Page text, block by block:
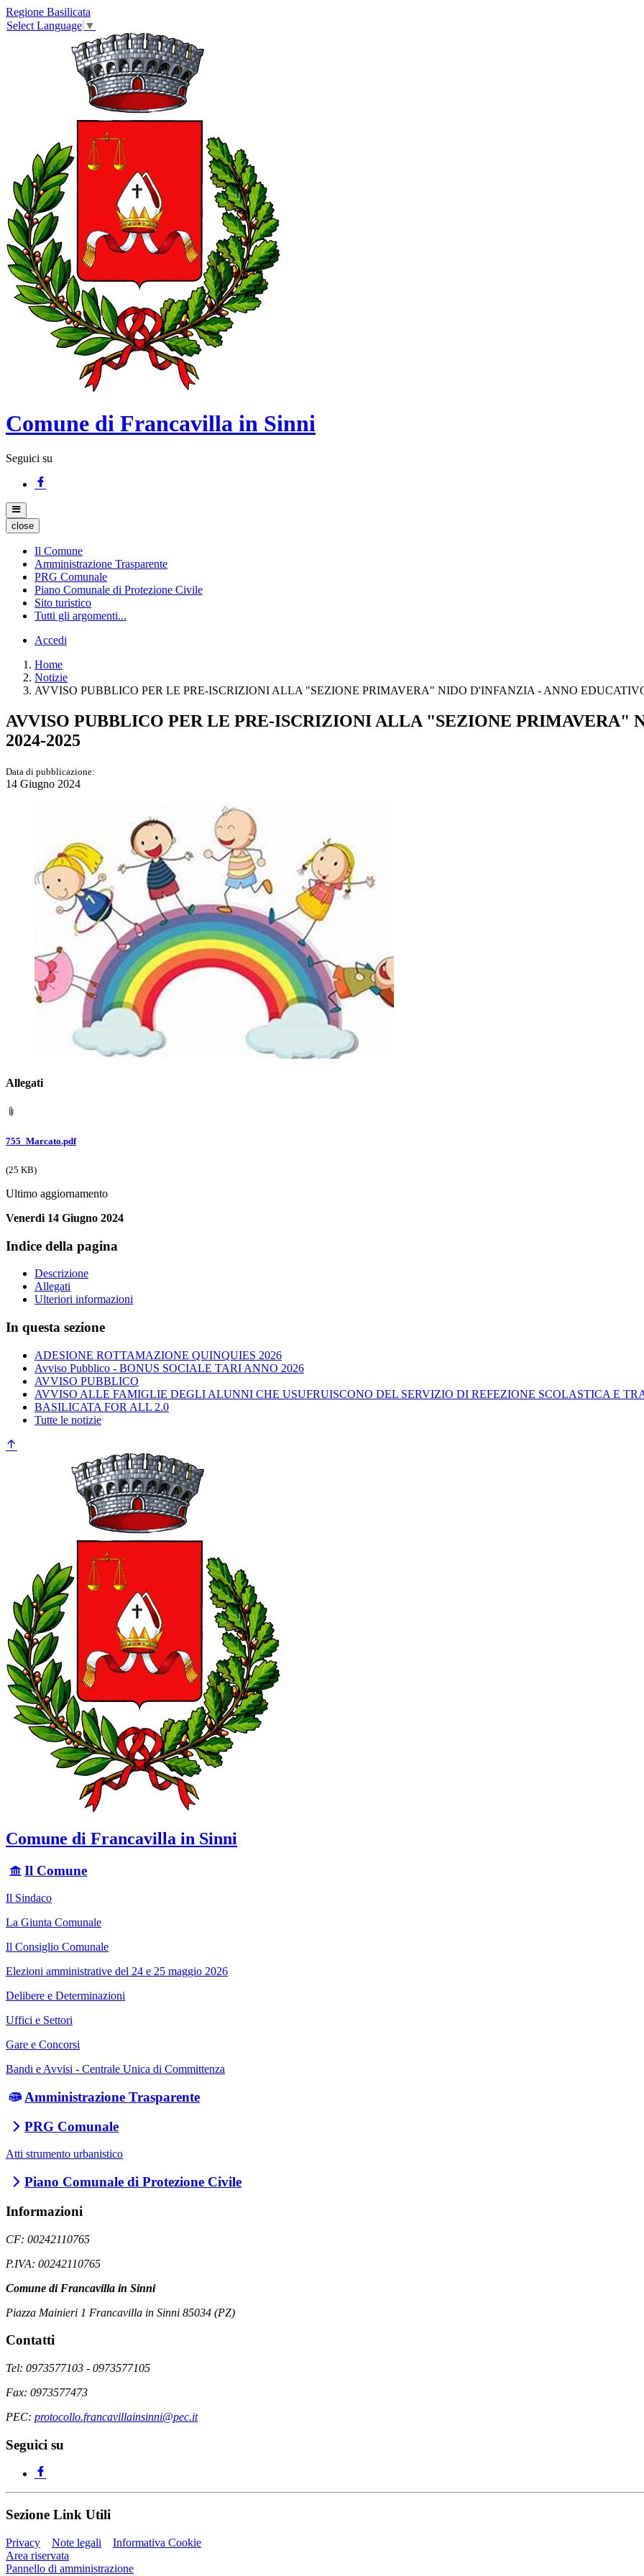
Regione Basilicata
Select Language ▼
Comune di Francavilla in Sinni
Seguici su
close
Il Comune
Amministrazione Trasparente
PRG Comunale
Piano Comunale di Protezione Civile
Sito turistico
Tutti gli argomenti...
Accedi
Home
Notizie
AVVISO PUBBLICO PER LE PRE-ISCRIZIONI ALLA "SEZIONE PRIMAVERA" NIDO D'INFANZIA - ANNO
AVVISO PUBBLICO PER LE PRE-ISCRIZIONI ALLA "SEZIONE PRIMAVERA"
2024-2025
Data di pubblicazione:
14 Giugno 2024
Allegati
755_Marcato.pdf
(25 KB)
Ultimo aggiornamento
Venerdi 14 Giugno 2024
Indice della pagina
Descrizione
Allegati
Ulteriori informazioni
In questa sezione
ADESIONE ROTTAMAZIONE QUINQUIES 2026
Avviso Pubblico - BONUS SOCIALE TARI ANNO 2026
AVVISO PUBBLICO
AVVISO ALLE FAMIGLIE DEGLI ALUNNI CHE USUFRUISCONO DEL SERVIZIO DI REFEZIONE SCOLASTICA E
BASILICATA FOR ALL 2.0
Tutte le notizie
Comune di Francavilla in Sinni
Il Comune
Il Sindaco
La Giunta Comunale
Il Consiglio Comunale
Elezioni amministrative del 24 e 25 maggio 2026
Delibere e Determinazioni
Uffici e Settori
Gare e Concorsi
Bandi e Avvisi - Centrale Unica di Committenza
Amministrazione Trasparente
PRG Comunale
Atti strumento urbanistico
Piano Comunale di Protezione Civile
Informazioni
CF: 00242110765
P.IVA: 00242110765
Comune di Francavilla in Sinni
Piazza Mainieri 1 Francavilla in Sinni 85034 (PZ)
Contatti
Tel: 0973577103 - 0973577105
Fax: 0973577473
PEC: protocollo.francavillainsinni@pec.it
Seguici su
Sezione Link Utili
Privacy Note legali
Informativa Cookie
Area riservata
Pannello di amministrazione